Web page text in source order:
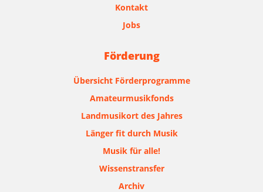
Kontakt
Jobs
Förderung
Übersicht Förderprogramme
Amateurmusikfonds
Landmusikort des Jahres
Länger fit durch Musik
Musik für alle!
Wissenstransfer
Archiv